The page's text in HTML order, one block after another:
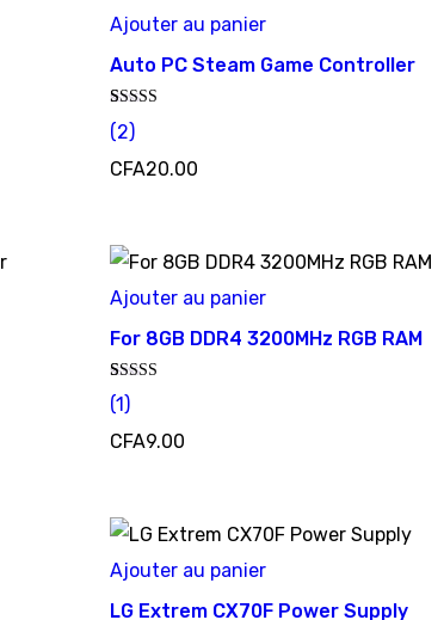
Ajouter au panier
Auto PC Steam Game Controller
Noté
3.50
basé sur
2
(2)
CFA20.00
Ajouter au panier
For 8GB DDR4 3200MHz RGB RAM
Noté
4.00
sur
1
(1 )
CFA9.00
Ajouter au panier
LG Extrem CX70F Power Supply